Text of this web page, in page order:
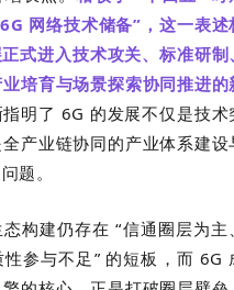
网络技术储备”，这一表述
式进入技术攻关、标准研制
培育与场景探索协同推进的
明了 6G 的发展不仅是技术
产业链协同的产业体系建设
题。
构建仍存在 “信通圈层为主
参与不足” 的短板，而 6G